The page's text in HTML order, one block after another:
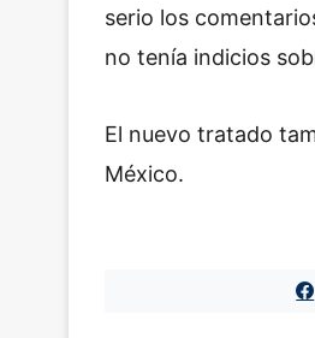
serio los
no tenía indicios
El nuevo tratado
México.